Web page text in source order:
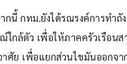
กนี้ กทม.ยังได้รณรงค์การทำถั
ใกล้ตัว เพื่อให้ภาคครัวเรือน
ศัย เพื่อแยกส่วนไขมันออกจ